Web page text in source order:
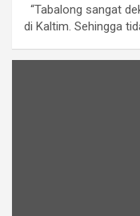
“Tabalong sangat
di Kaltim. Sehingga